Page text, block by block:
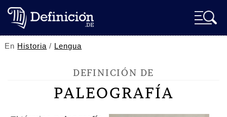
En Historia / Lengua
DEFINICIÓN DE
PALEOGRAFÍA